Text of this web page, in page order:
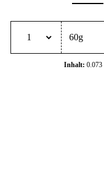
Inhalt: